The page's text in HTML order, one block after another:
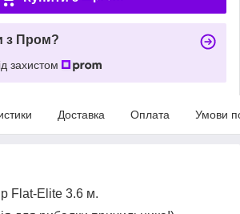
з Пром?
захистом
Доставка Оплата Умови
Flat-Elite 3.6 м.